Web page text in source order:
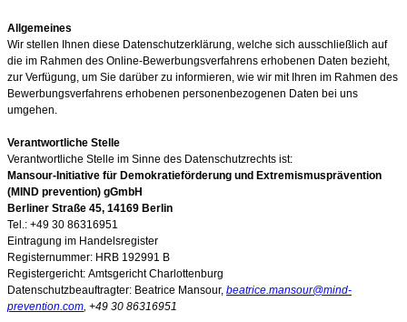
Allgemeines
Wir stellen Ihnen diese Datenschutzerklärung, welche sich ausschließlich auf
die im Rahmen des Online-Bewerbungsverfahrens erhobenen Daten bezieht,
zur Verfügung, um Sie darüber zu informieren, wie wir mit Ihren im Rahmen des
Bewerbungsverfahrens erhobenen personenbezogenen Daten bei uns
umgehen.
Verantwortliche Stelle
Verantwortliche Stelle im Sinne des Datenschutzrechts ist:
Mansour-Initiative für Demokratieförderung und Extremismusprävention
(MIND prevention) gGmbH
Berliner Straße 45, 14169 Berlin
Tel.: +49 30 86316951
Eintragung im Handelsregister
Registernummer: HRB 192991 B
Registergericht: Amtsgericht Charlottenburg
Datenschutzbeauftragter: Beatrice Mansour, beatrice.mansour@mind-
prevention.com, +49 30 86316951